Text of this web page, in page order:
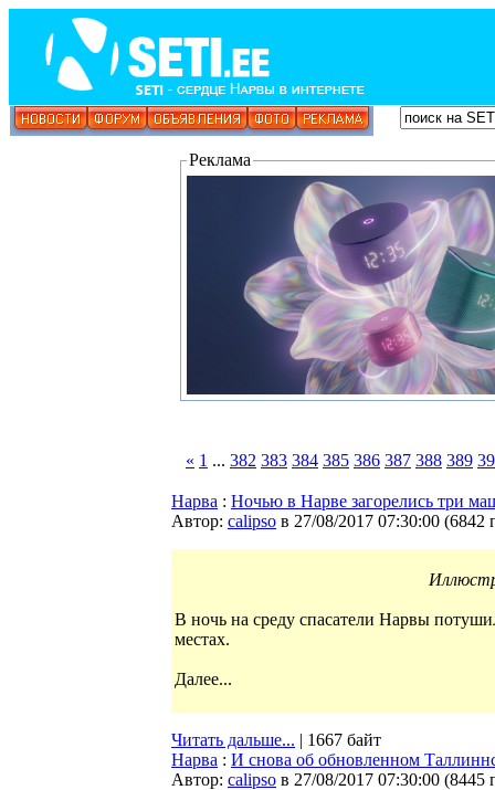
Реклама
« 1 ... 382 383 384 385 386 387 388 389
Нарва : Ночью в Нарве загорелись три
Автор: calipso в 27/08/2017 07:30:00 (6842
В ночь на среду спасатели Нарвы
местах.
Далее...
Читать дальше... | 1667 байт
Нарва : И снова об обновленном
Автор: calipso в 27/08/2017 07:30:00 (8445